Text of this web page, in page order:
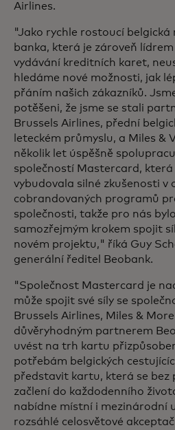
Airlines.
"Jako rychle rostoucí belgická
banka, která je zároveň
vydávání kreditních karet,
hledáme nové možnosti, jak
přáním našich zákazníků.
potěšeni, že jsme se stali
Brussels Airlines, přední
leteckém průmyslu, a Miles &
několik let úspěšně
společností Mastercard, která
vybudovala silné zkušenosti v
cobrandovaných programů
společnosti, takže pro nás bylo
samozřejmým krokem spojit
novém projektu," říká Guy
generální ředitel Beobank.
"Společnost Mastercard je
může spojit své síly se
Brussels Airlines, Miles &
důvěryhodným partnerem
uvést na trh kartu
potřebám belgických
představit kartu, která se bez
začlení do každodenního
nabídne místní i mezinárodní
rozsáhlé celosvětové